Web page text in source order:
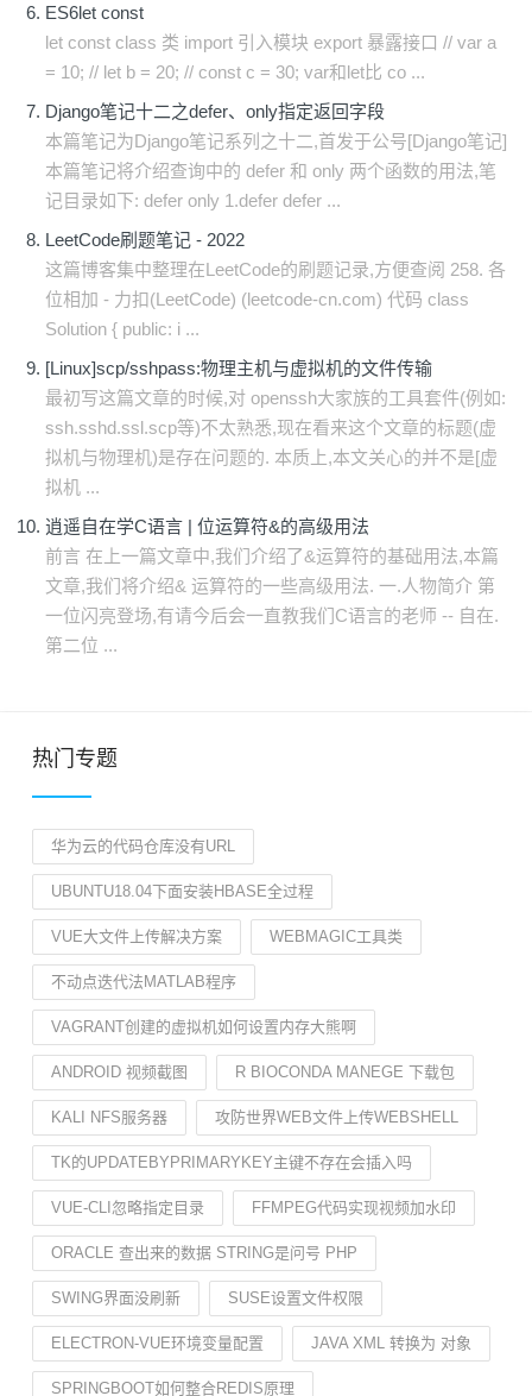
ES6let const
let const class 类 import 引入模块 export 暴露接口 // var a
= 10; // let b = 20; // const c = 30; var和let比 co ...
Django笔记十二之defer、only指定返回字段
本篇笔记为Django笔记系列之十二,首发于公号[Django笔记]
本篇笔记将介绍查询中的 defer 和 only 两个函数的用法,笔
记目录如下: defer only 1.defer defer ...
LeetCode刷题笔记 - 2022
这篇博客集中整理在LeetCode的刷题记录,方便查阅 258. 各
位相加 - 力扣(LeetCode) (leetcode-cn.com) 代码 class
Solution { public: i ...
[Linux]scp/sshpass:物理主机与虚拟机的文件传输
最初写这篇文章的时候,对 openssh大家族的工具套件(例如:
ssh.sshd.ssl.scp等)不太熟悉,现在看来这个文章的标题(虚
拟机与物理机)是存在问题的. 本质上,本文关心的并不是[虚
拟机 ...
逍遥自在学C语言 | 位运算符&的高级用法
前言 在上一篇文章中,我们介绍了&运算符的基础用法,本篇
文章,我们将介绍& 运算符的一些高级用法. 一.人物简介 第
一位闪亮登场,有请今后会一直教我们C语言的老师 -- 自在.
第二位 ...
热门专题
华为云的代码仓库没有URL
UBUNTU18.04下面安装HBASE全过程
VUE大文件上传解决方案 WEBMAGIC工具类
不动点迭代法MATLAB程序
VAGRANT创建的虚拟机如何设置内存大熊啊
ANDROID 视频截图 R BIOCONDA MANEGE 下载包
KALI NFS服务器 攻防世界WEB文件上传WEBSHELL
TK的UPDATEBYPRIMARYKEY主键不存在会插入吗
VUE-CLI忽略指定目录 FFMPEG代码实现视频加水印
ORACLE 查出来的数据 STRING是问号 PHP
SWING界面没刷新 SUSE设置文件权限
ELECTRON-VUE环境变量配置 JAVA XML 转换为 对象
SPRINGBOOT如何整合REDIS原理